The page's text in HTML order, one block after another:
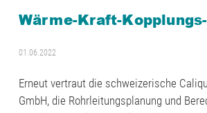
Wärme-Kraft-
01.06.2022
Erneut vertraut die schweizerische
GmbH, die Rohrleitungsplanung und